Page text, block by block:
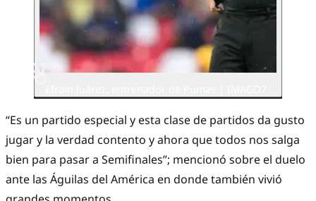
“Es un partido especial y esta clase de partidos da gusto
jugar y la verdad contento y ahora que todos nos salga
bien para pasar a Semifinales”; mencionó sobre el duelo
ante las Águilas del América en donde también vivió